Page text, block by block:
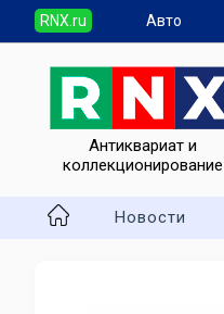
RNX.ru Авто
Антиквариат и
коллекционирование
Новости